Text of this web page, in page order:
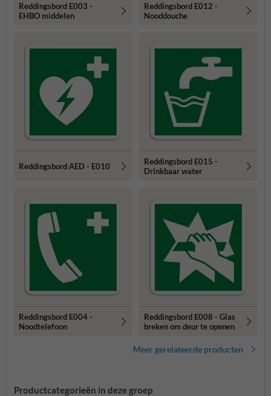
Reddingsbord E003 -
EHBO middelen
Reddingsbord E012 -
Nooddouche
Reddingsbord AED - E010
Reddingsbord E015 -
Drinkbaar water
Reddingsbord E004 -
Noodtelefoon
Reddingsbord E008 - Glas
breken om deur te openen
Meer gerelateerde producten
Productcategorieën in deze groep